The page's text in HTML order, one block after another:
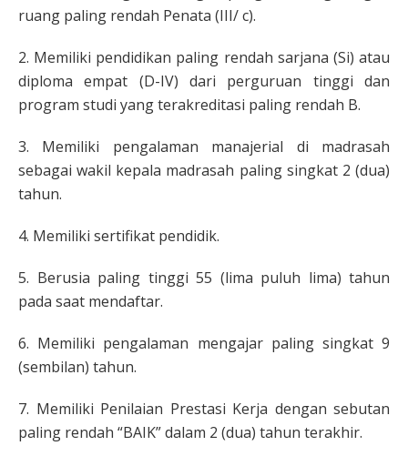
ruang paling rendah Penata (III/ c).
2. Memiliki pendidikan paling rendah sarjana (Si) atau
diploma empat (D-IV) dari perguruan tinggi dan
program studi yang terakreditasi paling rendah B.
3. Memiliki pengalaman manajerial di madrasah
sebagai wakil kepala madrasah paling singkat 2 (dua)
tahun.
4. Memiliki sertifikat pendidik.
5. Berusia paling tinggi 55 (lima puluh lima) tahun
pada saat mendaftar.
6. Memiliki pengalaman mengajar paling singkat 9
(sembilan) tahun.
7. Memiliki Penilaian Prestasi Kerja dengan sebutan
paling rendah “BAIK” dalam 2 (dua) tahun terakhir.